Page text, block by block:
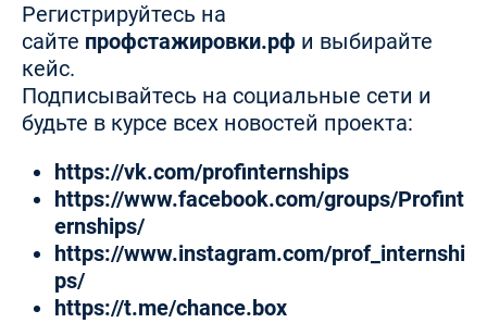
Регистрируйтесь на
сайте профстажировки.рф и выбирайте
кейс.
Подписывайтесь на социальные сети и
будьте в курсе всех новостей проекта:
https://vk.com/profinternships
https://www.facebook.com/groups/Profint
ernships/
https://www.instagram.com/prof_internshi
ps/
https://t.me/chance.box